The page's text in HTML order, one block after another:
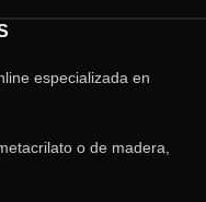
especializada en
o de madera,